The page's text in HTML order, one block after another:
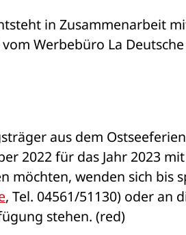
in Zusammenarbeit
Werbebüro La
aus dem
2022 für das Jahr 2023
möchten, wenden sich bis
, Tel. 04561/51130) oder an
stehen. (red)